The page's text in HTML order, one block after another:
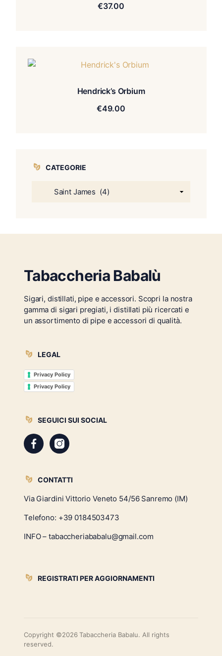
€37.00
Hendrick’s Orbium
€49.00
CATEGORIE
Tabaccheria Babalù
Sigari, distillati, pipe e accessori. Scopri la nostra
gamma di sigari pregiati, i distillati più ricercati e
un assortimento di pipe e accessori di qualità.
LEGAL
Privacy Policy
Privacy Policy
SEGUICI SUI SOCIAL
CONTATTI
Via Giardini Vittorio Veneto 54/56 Sanremo (IM)
Telefono: +39 0184503473
INFO – tabaccheriababalu@gmail.com
REGISTRATI PER AGGIORNAMENTI
Copyright ©2026 Tabaccheria Babalu. All rights
reserved.